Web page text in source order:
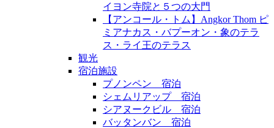
イヨン寺院と５つの大門
【アンコール・トム】Angkor Thom ピ
ミアナカス・バプーオン・象のテラ
ス・ライ王のテラス
観光
宿泊施設
プノンペン 宿泊
シェムリアップ 宿泊
シアヌークビル 宿泊
バッタンバン 宿泊